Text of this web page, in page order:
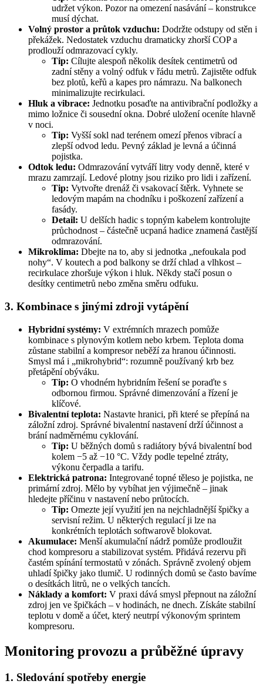
udržet výkon. Pozor na omezení nasávání – konstrukce
musí dýchat.
Volný prostor a průtok vzduchu: Dodržte odstupy od stěn i
překážek. Nedostatek vzduchu dramaticky zhorší COP a
prodlouží odmrazovací cykly.
Tip: Cílujte alespoň několik desítek centimetrů od
zadní stěny a volný odfuk v řádu metrů. Zajistěte odfuk
bez plotů, keřů a kapes pro námrazu. Na balkonech
minimalizujte recirkulaci.
Hluk a vibrace: Jednotku posaďte na antivibrační podložky a
mimo ložnice či sousední okna. Dobré uložení oceníte hlavně
v noci.
Tip: Vyšší sokl nad terénem omezí přenos vibrací a
zlepší odvod ledu. Pevný základ je levná a účinná
pojistka.
Odtok ledu: Odmrazování vytváří litry vody denně, které v
mrazu zamrzají. Ledové plotny jsou riziko pro lidi i zařízení.
Tip: Vytvořte drenáž či vsakovací štěrk. Vyhnete se
ledovým mapám na chodníku i poškození zařízení a
fasády.
Detail: U delších hadic s topným kabelem kontrolujte
průchodnost – částečně ucpaná hadice znamená častější
odmrazování.
Mikroklima: Dbejte na to, aby si jednotka „nefoukala pod
nohy“. V koutech a pod balkony se drží chlad a vlhkost –
recirkulace zhoršuje výkon i hluk. Někdy stačí posun o
desítky centimetrů nebo změna směru odfuku.
3. Kombinace s jinými zdroji vytápění
Hybridní systémy: V extrémních mrazech pomůže
kombinace s plynovým kotlem nebo krbem. Teplota doma
zůstane stabilní a kompresor neběží za hranou účinnosti.
Smysl má i „mikrohybrid“: rozumně používaný krb bez
přetápění obýváku.
Tip: O vhodném hybridním řešení se poraďte s
odbornou firmou. Správné dimenzování a řízení je
klíčové.
Bivalentní teplota: Nastavte hranici, při které se přepíná na
záložní zdroj. Správné bivalentní nastavení drží účinnost a
brání nadměrnému cyklování.
Tip: U běžných domů s radiátory bývá bivalentní bod
kolem −5 až −10 °C. Vždy podle tepelné ztráty,
výkonu čerpadla a tarifu.
Elektrická patrona: Integrované topné těleso je pojistka, ne
primární zdroj. Mělo by vybíhat jen výjimečně – jinak
hledejte příčinu v nastavení nebo průtocích.
Tip: Omezte její využití jen na nejchladnější špičky a
servisní režim. U některých regulací ji lze na
konkrétních teplotách softwarově blokovat.
Akumulace: Menší akumulační nádrž pomůže prodloužit
chod kompresoru a stabilizovat systém. Přidává rezervu při
častém spínání termostatů v zónách. Správně zvolený objem
uhladí špičky jako tlumič. U rodinných domů se často bavíme
o desítkách litrů, ne o velkých tancích.
Náklady a komfort: V praxi dává smysl přepnout na záložní
zdroj jen ve špičkách – v hodinách, ne dnech. Získáte stabilní
teplotu v domě a účet, který neutrpí výkonovým sprintem
kompresoru.
Monitoring provozu a průběžné úpravy
1. Sledování spotřeby energie